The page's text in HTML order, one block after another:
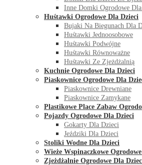
Inne Domki Ogrodowe
Huśtawki Ogrodowe Dla Dzieci
Bujaki Na Biegunach Dla
Huśtawki Jednoosobowe
Huśtawki Podwójne
Huśtawki Równoważne
Huśtawki Ze Zjeżdżalnią
Kuchnie Ogrodowe Dla Dzieci
Piaskownice Ogrodowe Dla
Piaskownice Drewniane
Piaskownice Zamykane
Plastikowe Place Zabaw
Pojazdy Ogrodowe Dla Dzieci
Gokarty Dla Dzieci
Jeździki Dla Dzieci
Stoliki Wodne Dla Dzieci
Wieże Wspinaczkowe
Zjeżdżalnie Ogrodowe Dla